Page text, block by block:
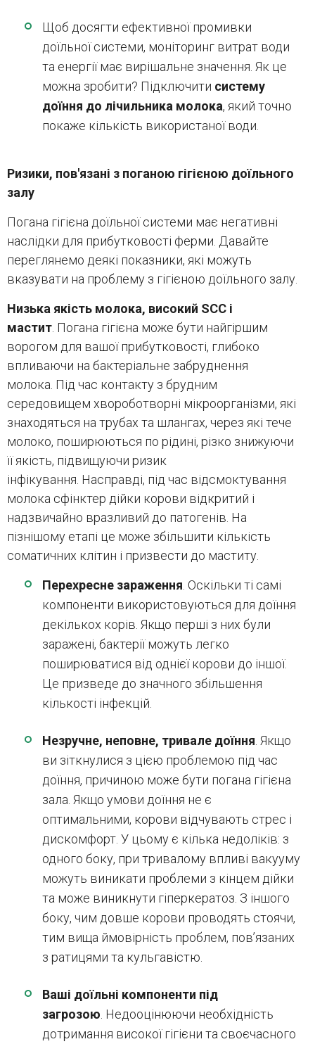
Щоб досягти ефективної промивки
доїльної системи, моніторинг витрат води
та енергії має вирішальне значення. Як це
можна зробити? Підключити систему
доїння до лічильника молока, який точно
покаже кількість використаної води.
Ризики, пов'язані з поганою гігієною доїльного
залу
Погана гігієна доїльної системи має негативні
наслідки для прибутковості ферми. Давайте
переглянемо деякі показники, які можуть
вказувати на проблему з гігієною доїльного залу.
Низька якість молока, високий SCC і
мастит . Погана гігієна може бути найгіршим
ворогом для вашої прибутковості, глибоко
впливаючи на бактеріальне забруднення
молока. Під час контакту з брудним
середовищем хвороботворні мікроорганізми, які
знаходяться на трубах та шлангах, через які тече
молоко, поширюються по рідині, різко знижуючи
її якість, підвищуючи ризик
інфікування. Насправді, під час відсмоктування
молока сфінктер дійки корови відкритий і
надзвичайно вразливий до патогенів. На
пізнішому етапі це може збільшити кількість
соматичних клітин і призвести до маститу.
Перехресне зараження . Оскільки ті самі
компоненти використовуються для доїння
декількох корів. Якщо перші з них були
заражені, бактерії можуть легко
поширюватися від однієї корови до іншої.
Це призведе до значного збільшення
кількості інфекцій.
Незручне, неповне, тривале доїння . Якщо
ви зіткнулися з цією проблемою під час
доїння, причиною може бути погана гігієна
зала. Якщо умови доїння не є
оптимальними, корови відчувають стрес і
дискомфорт. У цьому є кілька недоліків: з
одного боку, при тривалому впливі вакууму
можуть виникати проблеми з кінцем дійки
та може виникнути гіперкератоз. З іншого
боку, чим довше корови проводять стоячи,
тим вища ймовірність проблем, пов’язаних
з ратицями та кульгавістю.
Ваші доїльні компоненти під
загрозою . Недооцінюючи необхідність
дотримання високої гігієни та своєчасного